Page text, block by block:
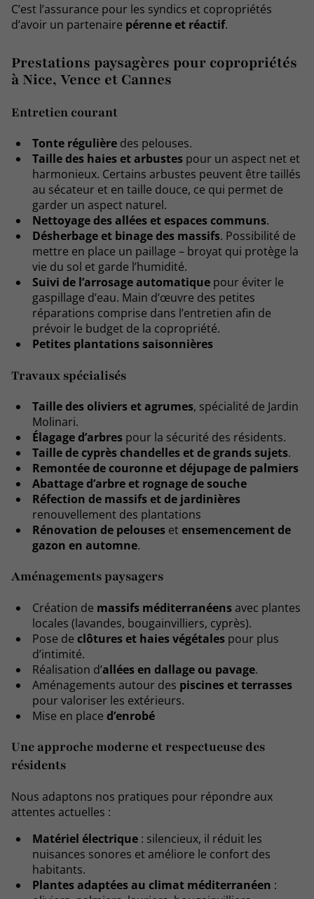
C’est l’assurance pour les syndics et copropriétés
d’avoir un partenaire pérenne et réactif.
Prestations paysagères pour copropriétés
à Nice, Vence et Cannes
Entretien courant
Tonte régulièredes pelouses.
Taille des haies et arbustespour un aspect net et
harmonieux. Certains arbustes peuvent être taillés
au sécateur et en taille douce, ce qui permet de
garder un aspect naturel.
Nettoyage des allées et espaces communs.
Désherbage et binage des massifs. Possibilité de
mettre en place un paillage – broyat qui protège la
vie du sol et garde l’humidité.
Suivi de l’arrosage automatiquepour éviter le
gaspillage d’eau. Main d’œuvre des petites
réparations comprise dans l’entretien afin de
prévoir le budget de la copropriété.
Petites plantations saisonnières
Travaux spécialisés
Taille des oliviers et agrumes, spécialité de Jardin
Molinari.
Élagage d’arbrespour la sécurité des résidents.
Taille de cyprès chandelles et de grands sujets.
Remontée de couronne et déjupage de palmiers
Abattage d’arbre et rognage de souche
Réfection de massifs et de jardinières
renouvellement des plantations
Rénovation de pelousesetensemencement de
gazon en automne.
Aménagements paysagers
Création de massifs méditerranéensavec plantes
locales (lavandes, bougainvilliers, cyprès).
Pose de clôtures et haies végétalespour plus
d’intimité.
Réalisation d’allées en dallage ou pavage.
Aménagements autour des piscines et terrasses
pour valoriser les extérieurs.
Mise en place d’enrobé
Une approche moderne et respectueuse des
résidents
Nous adaptons nos pratiques pour répondre aux
attentes actuelles :
Matériel électrique: silencieux, il réduit les
nuisances sonores et améliore le confort des
habitants.
Plantes adaptées au climat méditerranéen :